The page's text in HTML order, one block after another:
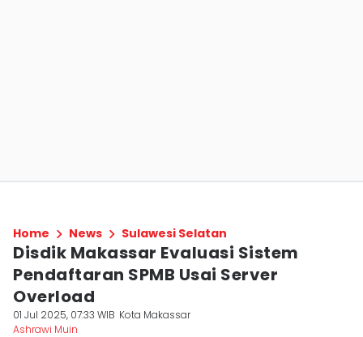
Home News Sulawesi Selatan
Disdik Makassar Evaluasi Sistem
Pendaftaran SPMB Usai Server
Overload
01 Jul 2025, 07:33 WIB Kota Makassar
Ashrawi Muin